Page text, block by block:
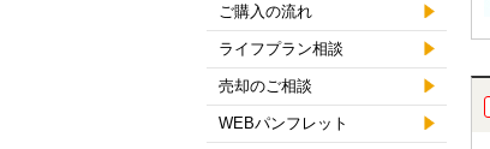
ご購入の流れ
ライフプラン相談
売却のご相談
WEBパンフレット